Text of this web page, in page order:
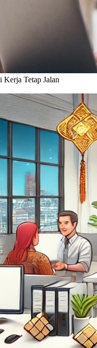
Kerja Tetap Jalan